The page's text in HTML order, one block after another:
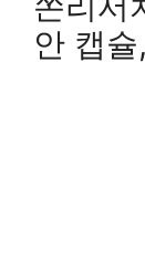
안 캡